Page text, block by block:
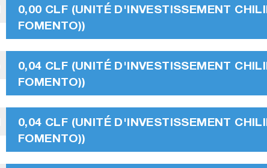
0,00 CLF (UNITÉ D'INVESTISSEMENT
FOMENTO))
0,04 CLF (UNITÉ D'INVESTISSEMENT
FOMENTO))
0,04 CLF (UNITÉ D'INVESTISSEMENT
FOMENTO))